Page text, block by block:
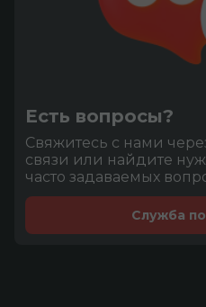
Есть вопросы?
Cвяжитесь с нами
связи или найдите
часто задаваемых
Служба